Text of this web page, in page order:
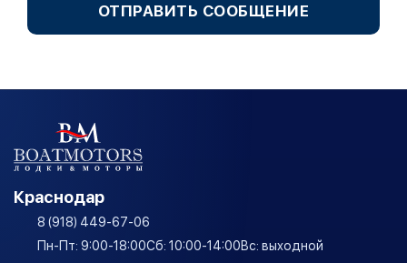
ОТПРАВИТЬ СООБЩЕНИЕ
Краснодар
8 (918) 449-67-06
Пн-Пт: 9:00-18:00Сб: 10:00-14:00Вс: выходной